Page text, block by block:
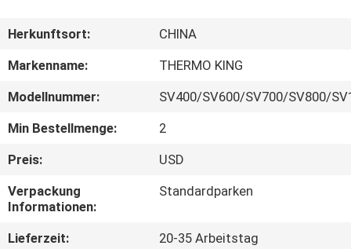
PRODUKTE
ÜBER
WERKSBESICHTIGUNG
QUALITÄTSKONTROLLE
Herkunftsort:
CHINA
Markenname:
THERMO KING
Modellnummer:
SV400/SV600/SV700/SV800/
Min Bestellmenge:
2
Preis:
USD
Verpackung
Informationen:
Standardparken
Lieferzeit:
20-35 Arbeitstag